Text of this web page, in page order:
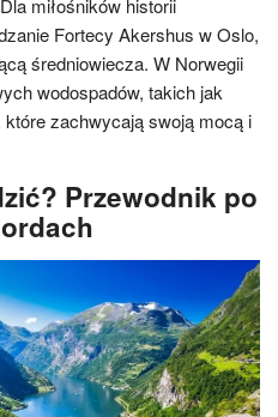
Fortecy Akershus w Oslo,
średniowiecza. W Norwegii
wodospadów, takich jak
zachwycają swoją mocą i
Przewodnik po